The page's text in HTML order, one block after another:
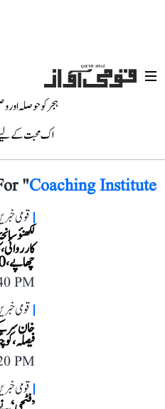
ہجر کو حوصلہ
اک محبت کے
"Coaching Institute
قومی
لکھنؤ
چھاپے، 30 عمارتیں سیل
PM
قومی
خان سر
فیصلہ،
PM
قومی